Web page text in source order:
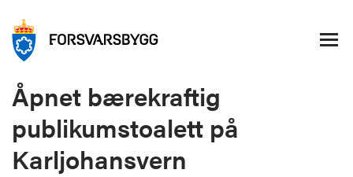
Åpnet bærekraftig
publikumstoalett på
Karljohansvern